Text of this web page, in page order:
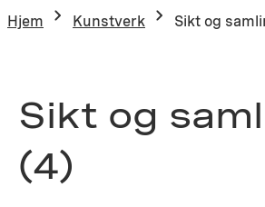
Hjem Kunstverk Sikt og
Sikt og
(4)